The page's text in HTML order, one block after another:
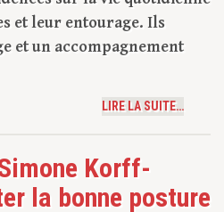
et leur entourage. Ils
et un accompagnement
LIRE LA SUITE…
Korff-
la bonne posture